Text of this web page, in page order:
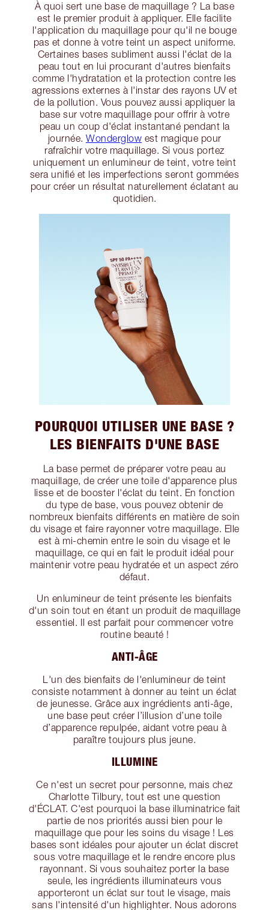
À quoi sert une base de maquillage ? La base
est le premier produit à appliquer. Elle facilite
l'application du maquillage pour qu'il ne bouge
pas et donne à votre teint un aspect uniforme.
Certaines bases subliment aussi l'éclat de la
peau tout en lui procurant d'autres bienfaits
comme l'hydratation et la protection contre les
agressions externes à l'instar des rayons UV et
de la pollution. Vous pouvez aussi appliquer la
base sur votre maquillage pour offrir à votre
peau un coup d'éclat instantané pendant la
journée. Wonderglow est magique pour
rafraîchir votre maquillage. Si vous portez
uniquement un enlumineur de teint, votre teint
sera unifié et les imperfections seront gommées
pour créer un résultat naturellement éclatant au
quotidien.
POURQUOI UTILISER UNE BASE ?
LES BIENFAITS D'UNE BASE
La base permet de préparer votre peau au
maquillage, de créer une toile d'apparence plus
lisse et de booster l'éclat du teint. En fonction
du type de base, vous pouvez obtenir de
nombreux bienfaits différents en matière de soin
du visage et faire rayonner votre maquillage. Elle
est à mi-chemin entre le soin du visage et le
maquillage, ce qui en fait le produit idéal pour
maintenir votre peau hydratée et un aspect zéro
défaut.
Un enlumineur de teint présente les bienfaits
d'un soin tout en étant un produit de maquillage
essentiel. Il est parfait pour commencer votre
routine beauté !
ANTI-ÂGE
L'un des bienfaits de l'enlumineur de teint
consiste notamment à donner au teint un éclat
de jeunesse. Grâce aux ingrédients anti-âge,
une base peut créer l’illusion d’une toile
d’apparence repulpée, aidant votre peau à
paraître toujours plus jeune.
ILLUMINE
Ce n'est un secret pour personne, mais chez
Charlotte Tilbury, tout est une question
d'ÉCLAT. C'est pourquoi la base illuminatrice fait
partie de nos priorités aussi bien pour le
maquillage que pour les soins du visage ! Les
bases sont idéales pour ajouter un éclat discret
sous votre maquillage et le rendre encore plus
rayonnant. Si vous souhaitez porter la base
seule, les ingrédients illuminateurs vous
apporteront un éclat sur tout le visage, mais
sans l'intensité d'un highlighter. Nous adorons